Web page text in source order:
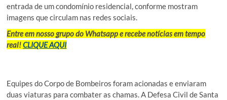
entrada de um condomínio residencial, conforme mostram
imagens que circulam nas redes sociais.
Entre em nosso grupo do Whatsapp e recebe notícias em tempo
real!CLIQUE AQUI
Equipes do Corpo de Bombeiros foram acionadas e enviaram
duas viaturas para combater as chamas. A Defesa Civil de Santa